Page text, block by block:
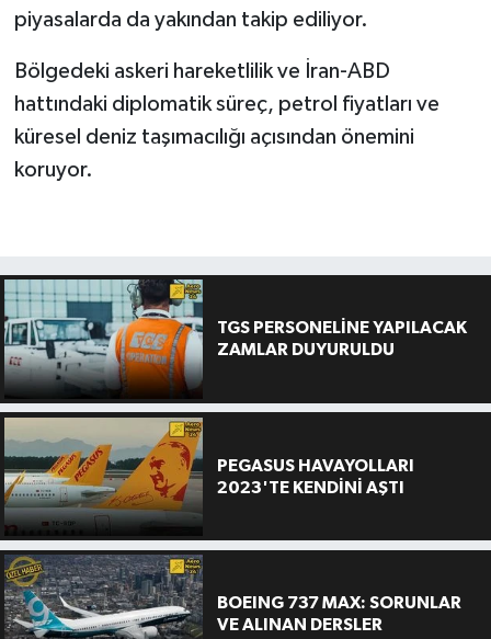
piyasalarda da yakından takip ediliyor.
Bölgedeki askeri hareketlilik ve İran-ABD
hattındaki diplomatik süreç, petrol fiyatları ve
küresel deniz taşımacılığı açısından önemini
koruyor.
TGS PERSONELİNE YAPILACAK
ZAMLAR DUYURULDU
PEGASUS HAVAYOLLARI
2023'TE KENDİNİ AŞTI
BOEING 737 MAX: SORUNLAR
VE ALINAN DERSLER